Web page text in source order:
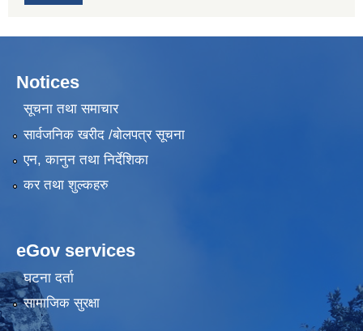
Notices
सूचना तथा समाचार
सार्वजनिक खरीद /बोलपत्र सूचना
एन, कानुन तथा निर्देशिका
कर तथा शुल्कहरु
eGov services
घटना दर्ता
सामाजिक सुरक्षा